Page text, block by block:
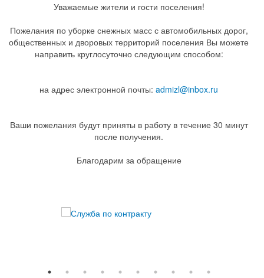
Уважаемые жители и гости поселения!
Пожелания по уборке снежных масс с автомобильных дорог,
общественных и дворовых территорий поселения Вы можете
направить круглосуточно следующим способом:
на адрес электронной почты: admizl@inbox.ru
Ваши пожелания будут приняты в работу в течение 30 минут
после получения.
Благодарим за обращение